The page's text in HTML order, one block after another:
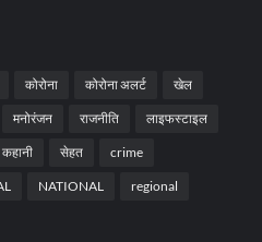
कोरोना कोरोना अलर्ट खेल
मनोरंजन राजनीति लाइफस्टाइल
सेहत crime
NATIONAL regional